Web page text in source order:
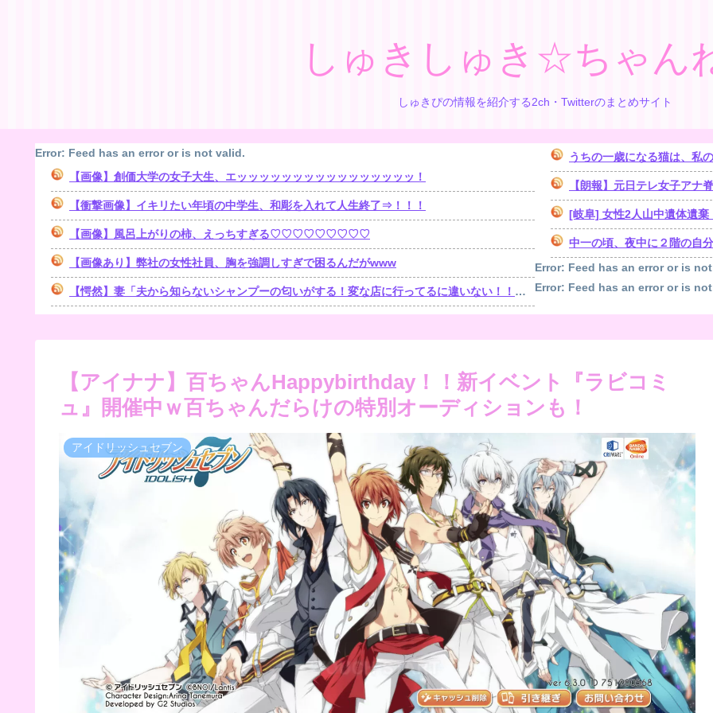
しゅきしゅき☆ちゃん
しゅきぴの情報を紹介する2ch・Twitterのまとめサイト
Error: Feed has an error or is not valid.
【画像】創価大学の女子大生、エッッッッッッッッッッッッッッッッ！
【衝撃画像】イキリたい年頃の中学生、和彫を入れて人生終了⇒！！！
【画像】風呂上がりの柿、えっちすぎる♡♡♡♡♡♡♡♡♡
【画像あり】弊社の女性社員、胸を強調しすぎで困るんだがwww
【愕然】妻「夫から知らないシャンプーの匂いがする！変な店に行ってるに違いない！！！」探偵「調べたところ･･･」⇒結果ｗｗ
うちの一歳になる猫は、私の
【朗報】元日テレ女子アナ
[岐阜] 女性2人山中遺体遺棄
中一の頃、夜中に２階の自分の
Error: Feed has an error or is
Error: Feed has an error or is
【アイナナ】百ちゃんHappybirthday！！新イベント『ラビコミ
ュ』開催中ｗ百ちゃんだらけの特別オーディションも！
アイドリッシュセブン